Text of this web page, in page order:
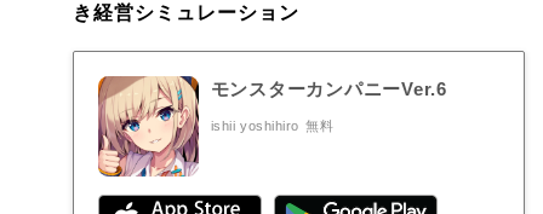
き経営シミュレーション
モンスターカンパニーVer.6
ishii yoshihiro 無料